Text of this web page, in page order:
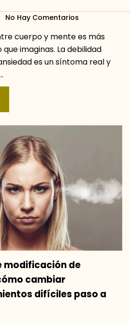
No Hay Comentarios
cuerpo y mente es más
imaginas. La debilidad
es un síntoma real y
modificación de
cambiar
difíciles paso a